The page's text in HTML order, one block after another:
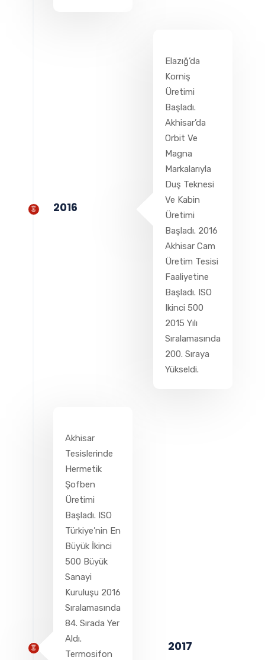
Elazığ’da
Korniş
Üretimi
Başladı.
Akhisar’da
Orbit Ve
Magna
Markalarıyla
Duş Teknesi
Ve Kabin
Üretimi
Başladı. 2016
Akhisar Cam
Üretim Tesisi
Faaliyetine
Başladı. ISO
Ikinci 500
2015 Yılı
Sıralamasında
200. Sıraya
Yükseldi.
2016
Akhisar
Tesislerinde
Hermetik
Şofben
Üretimi
Başladı. ISO
Türkiye’nin En
Büyük İkinci
500 Büyük
Sanayi
Kuruluşu 2016
Sıralamasında
84. Sırada Yer
Aldı.
Termosifon
2017